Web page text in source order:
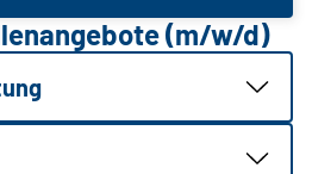
(m/w/d)